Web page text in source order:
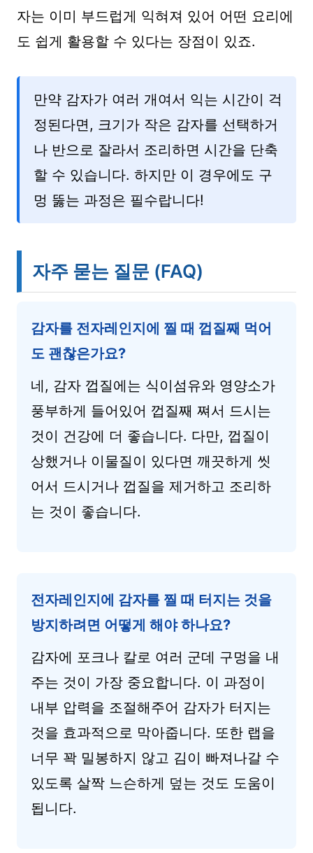
자는 이미 부드럽게 익혀져 있어 어떤 요리에
도 쉽게 활용할 수 있다는 장점이 있죠.
만약 감자가 여러 개여서 익는 시간이 걱
정된다면, 크기가 작은 감자를 선택하거
나 반으로 잘라서 조리하면 시간을 단축
할 수 있습니다. 하지만 이 경우에도 구
멍 뚫는 과정은 필수랍니다!
자주 묻는 질문 (FAQ)
감자를 전자레인지에 찔 때 껍질째 먹어
도 괜찮은가요?
네, 감자 껍질에는 식이섬유와 영양소가
풍부하게 들어있어 껍질째 쪄서 드시는
것이 건강에 더 좋습니다. 다만, 껍질이
상했거나 이물질이 있다면 깨끗하게 씻
어서 드시거나 껍질을 제거하고 조리하
는 것이 좋습니다.
전자레인지에 감자를 찔 때 터지는 것을
방지하려면 어떻게 해야 하나요?
감자에 포크나 칼로 여러 군데 구멍을 내
주는 것이 가장 중요합니다. 이 과정이
내부 압력을 조절해주어 감자가 터지는
것을 효과적으로 막아줍니다. 또한 랩을
너무 꽉 밀봉하지 않고 김이 빠져나갈 수
있도록 살짝 느슨하게 덮는 것도 도움이
됩니다.